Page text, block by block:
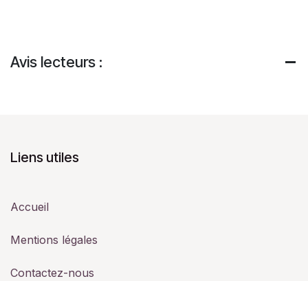
Avis lecteurs :
Liens utiles
Accueil
Mentions légales
Contactez-nous